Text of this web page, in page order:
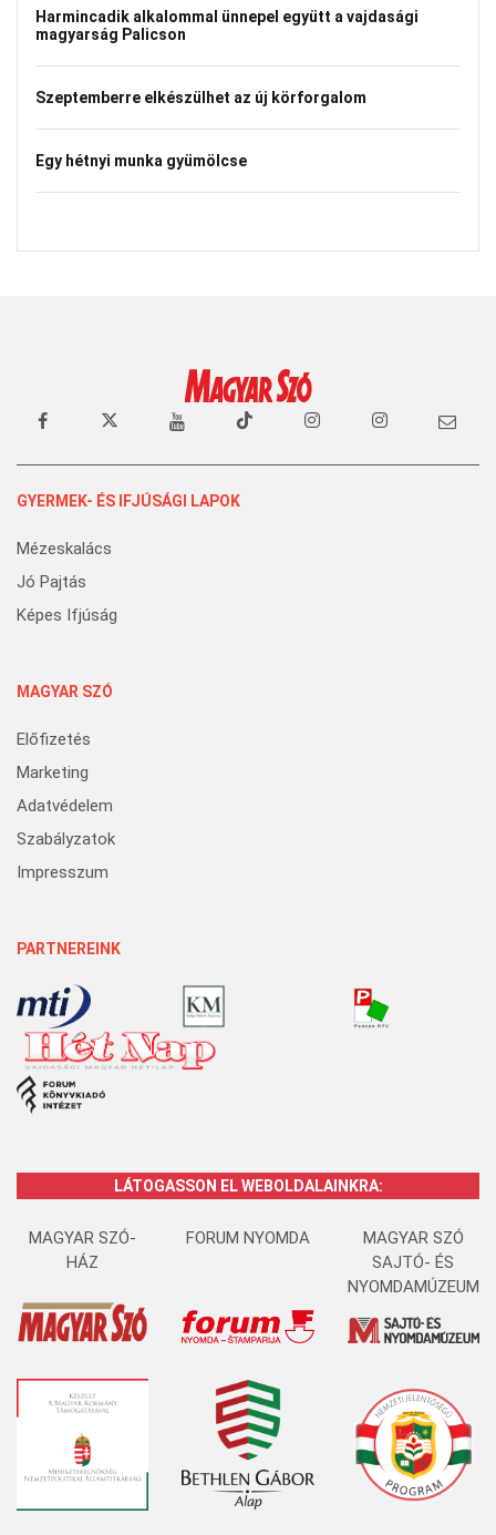
Harmincadik alkalommal ünnepel együtt a vajdasági
magyarság Palicson
Szeptemberre elkészülhet az új körforgalom
Egy hétnyi munka gyümölcse
GYERMEK- ÉS IFJÚSÁGI LAPOK
Mézeskalács
Jó Pajtás
Képes Ifjúság
MAGYAR SZÓ
Előfizetés
Marketing
Adatvédelem
Szabályzatok
Impresszum
PARTNEREINK
LÁTOGASSON EL WEBOLDALAINKRA:
MAGYAR SZÓ-
HÁZ
FORUM NYOMDA
MAGYAR SZÓ
SAJTÓ- ÉS
NYOMDAMÚZEUM